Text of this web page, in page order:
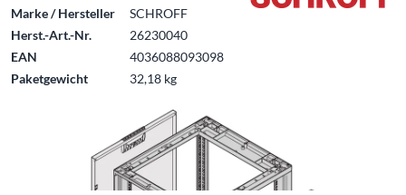
Marke / Hersteller
SCHROFF
Herst.-Art.-Nr.
26230040
EAN
4036088093098
Paketgewicht
32,18 kg